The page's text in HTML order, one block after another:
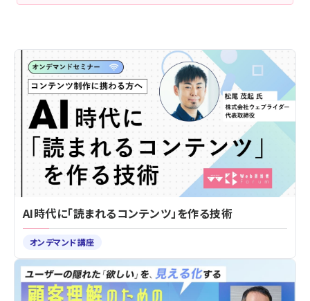
AI時代に「読まれるコンテンツ」を作る技術
オンデマンド講座